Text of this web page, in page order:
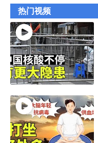
热门视频